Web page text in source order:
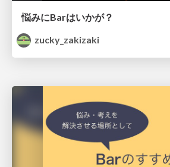
悩みにBarはいかが？
zucky_zakizaki